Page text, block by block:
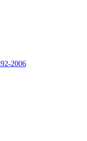
2006